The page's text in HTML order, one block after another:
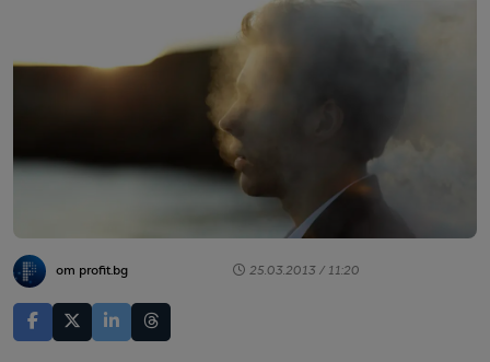
от profit.bg 25.03.2013 / 11:20